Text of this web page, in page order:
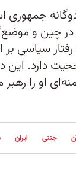
جمهوری
در چین و
سیاسی بر
دارد. این
او را
جنتی ایران